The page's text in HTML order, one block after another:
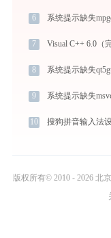
6 系统提示缺失
7
8 系统提示缺失
9 系统提示缺失
10
版权所有© 2010 - 2026 北